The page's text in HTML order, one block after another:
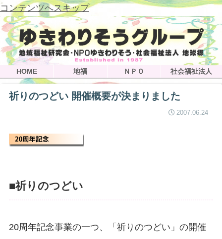
コンテンツへスキップ
HOME 地福 ＮＰＯ 社会福祉法人
祈りのつどい 開催概要が決まりました
2007.06.24
■祈りのつどい
20周年記念事業の一つ、「祈りのつどい」の開催